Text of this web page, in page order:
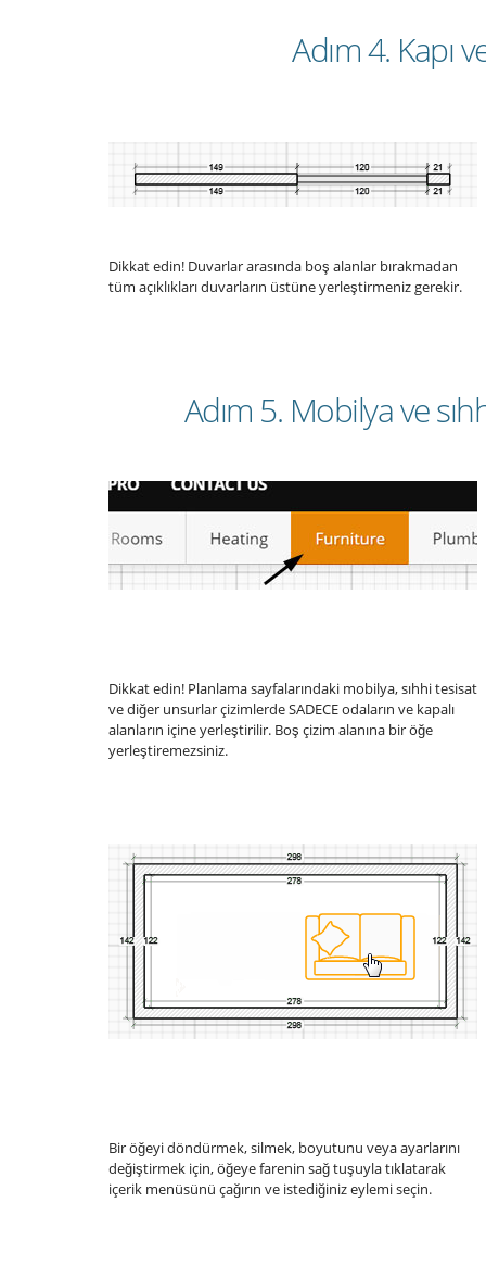
Adım 4. Kapı
Dikkat edin! Duvarlar arasında boş alanlar bırakmadan
tüm açıklıkları duvarların üstüne yerleştirmeniz gerekir.
Adım 5. Mobilya ve
Dikkat edin! Planlama sayfalarındaki mobilya, sıhhi tesisat
ve diğer unsurlar çizimlerde SADECE odaların ve kapalı
alanların içine yerleştirilir. Boş çizim alanına bir öğe
yerleştiremezsiniz.
Bir öğeyi döndürmek, silmek, boyutunu veya ayarlarını
değiştirmek için, öğeye farenin sağ tuşuyla tıklatarak
içerik menüsünü çağırın ve istediğiniz eylemi seçin.